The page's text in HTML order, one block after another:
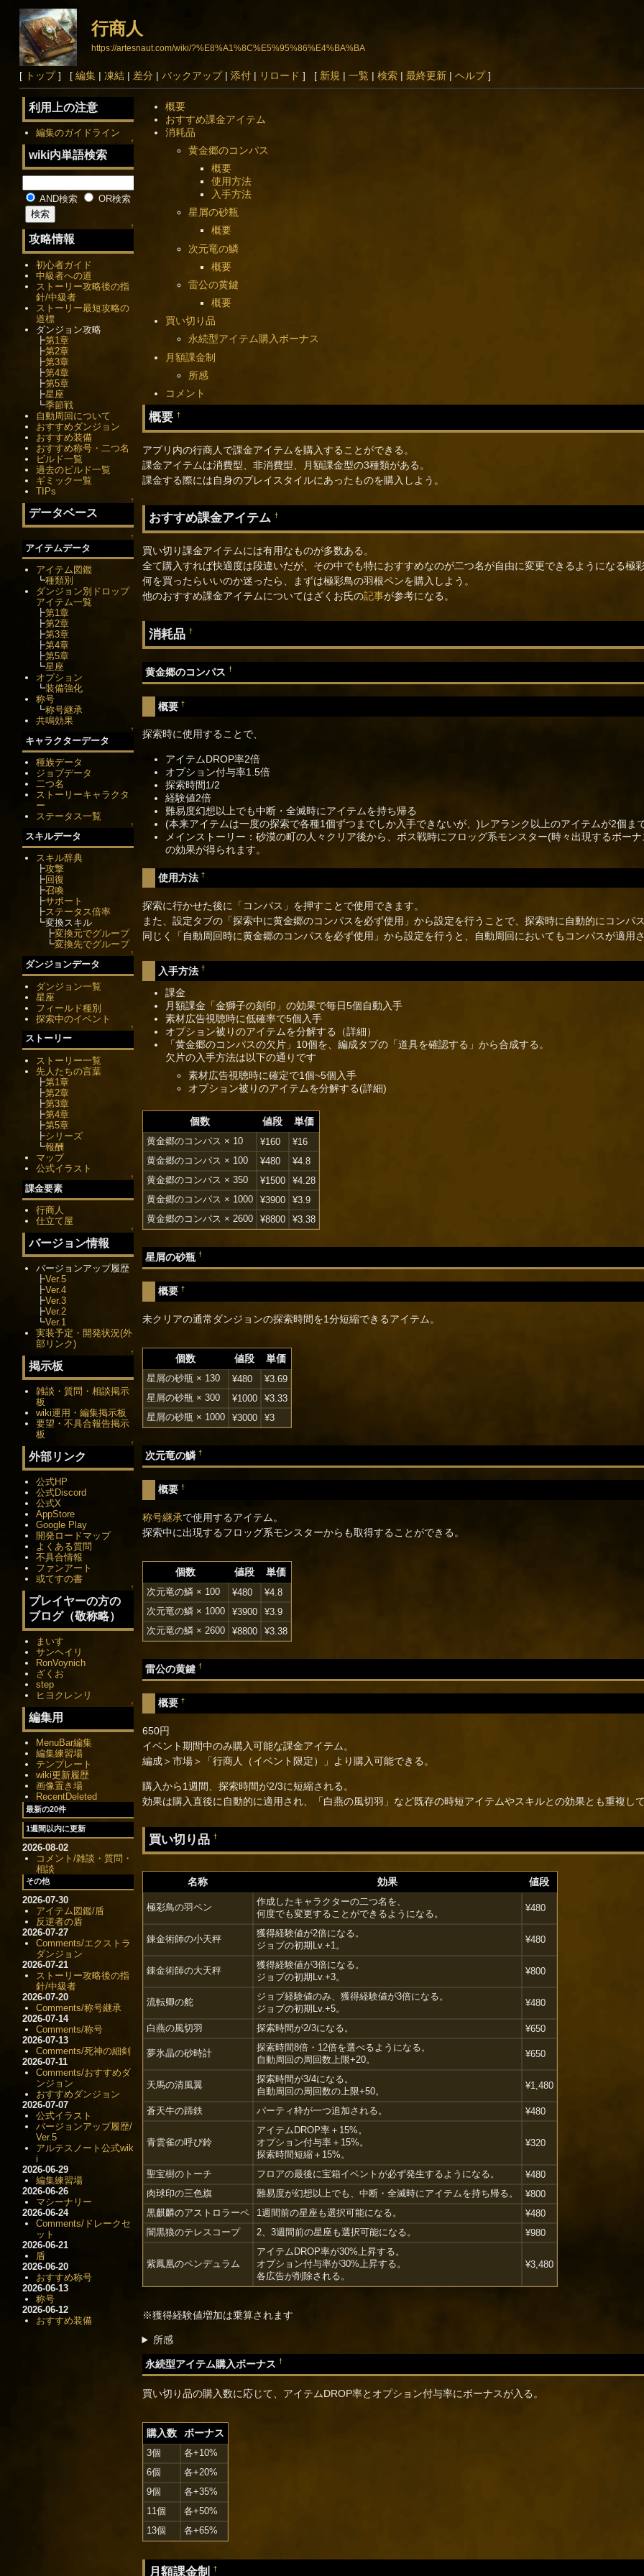
行商人
https://artesnaut.com/wiki/?%E8%A1%8C%E5%95%86%E4%BA%BA
[ トップ] [ 編集| 凍結| 差分| バックアップ| 添付| リロード ] [ 新規 | 一覧| 検索| 最終更新| ヘルプ]
概要
おすすめ課金アイテム
消耗品
黄金郷のコンパス
概要
使用方法
入手方法
星屑の砂瓶
概要
次元竜の鱗
概要
雷公の黄鍵
概要
買い切り品
永続型アイテム購入ボーナス
月額課金制
所感
コメント
概要 †
アプリ内の行商人で課金アイテムを購入することができる。
課金アイテムは消費型、非消費型、月額課金型の3種類がある。
課金する際には自身のプレイスタイルにあったものを購入しよう。
おすすめ課金アイテム †
買い切り課金アイテムには有用なものが多数ある。
全て購入すれば快適度は段違いだが、その中でも特におすすめなのが二つ名が自由に変更できるようになる極
何を買ったらいいのか迷ったら、まずは極彩鳥の羽根ペンを購入しよう。
他のおすすめ課金アイテムについてはざくお氏の記事が参考になる。
消耗品 †
黄金郷のコンパス †
概要 †
探索時に使用することで、
アイテムDROP率2倍
オプション付与率1.5倍
探索時間1/2
経験値2倍
難易度幻想以上でも中断・全滅時にアイテムを持ち帰る
(本来アイテムは一度の探索で各種1個ずつまでしか入手できないが、)レアランク以上のアイテムが2個
メインストーリー：砂漠の町の人々クリア後から、ボス戦時にフロッグ系モンスター(時々出現するボー
の効果が得られます。
使用方法 †
探索に行かせた後に「コンパス」を押すことで使用できます。
また、設定タブの「探索中に黄金郷のコンパスを必ず使用」から設定を行うことで、探索時に自動的にコンパ
同じく「自動周回時に黄金郷のコンパスを必ず使用」から設定を行うと、自動周回においてもコンパスが適用
入手方法 †
課金
月額課金「金獅子の刻印」の効果で毎日5個自動入手
素材広告視聴時に低確率で5個入手
オプション被りのアイテムを分解する（詳細）
「黄金郷のコンパスの欠片」10個を、編成タブの「道具を確認する」から合成する。
欠片の入手方法は以下の通りです
素材広告視聴時に確定で1個~5個入手
オプション被りのアイテムを分解する(詳細)
個数 値段 単価
黄金郷のコンパス × 10 ¥160
¥16
黄金郷のコンパス × 100
¥480
¥4.8
黄金郷のコンパス × 350
¥1500
¥4.28
黄金郷のコンパス × 1000
¥3900
¥3.9
黄金郷のコンパス × 2600
¥8800 ¥3.38
星屑の砂瓶 †
概要 †
未クリアの通常ダンジョンの探索時間を1分短縮できるアイテム。
個数 値段 単価
星屑の砂瓶 × 130 ¥480
¥3.69
星屑の砂瓶 × 300
¥1000
¥3.33
星屑の砂瓶 × 1000
¥3000 ¥3
次元竜の鱗 †
概要 †
称号継承で使用するアイテム。
探索中に出現するフロッグ系モンスターからも取得することができる。
個数 値段 単価
次元竜の鱗 × 100 ¥480
¥4.8
次元竜の鱗 × 1000
¥3900
¥3.9
次元竜の鱗 × 2600
¥8800 ¥3.38
雷公の黄鍵 †
概要 †
650円
イベント期間中のみ購入可能な課金アイテム。
編成＞市場＞「行商人（イベント限定）」より購入可能できる。
購入から1週間、探索時間が2/3に短縮される。
効果は購入直後に自動的に適用され、「白燕の風切羽」など既存の時短アイテムやスキルとの効果とも重複し
買い切り品 †
名称 効果 値段
極彩鳥の羽ペン
作成したキャラクターの二つ名を、
何度でも変更することができるようになる。
¥480
錬金術師の小天秤
獲得経験値が2倍になる。
ジョブの初期Lv.+1。
¥480
錬金術師の大天秤
獲得経験値が3倍になる。
ジョブの初期Lv.+3。
¥800
流転卿の舵
ジョブ経験値のみ、獲得経験値が3倍になる。
ジョブの初期Lv.+5。
¥480
白燕の風切羽 探索時間が2/3になる。 ¥650
夢氷晶の砂時計
探索時間8倍・12倍を選べるようになる。
自動周回の周回数上限+20。
¥650
天馬の清風翼
探索時間が3/4になる。
自動周回の周回数の上限+50。
¥1,480
蒼天牛の蹄鉄 パーティ枠が一つ追加される。 ¥480
青雲雀の呼び鈴
アイテムDROP率＋15%。
オプション付与率＋15%。
探索時間短縮＋15%。
¥320
聖宝樹のトーチ フロアの最後に宝箱イベントが必ず発生するようになる。
¥480
肉球印の三色旗
難易度が幻想以上でも、中断・全滅時にアイテムを持ち帰る。
¥800
黒麒麟のアストロラーペ
1週間前の星座も選択可能になる。
¥480
闇黒狼のテレスコープ
2、3週間前の星座も選択可能になる。 ¥980
紫鳳凰のペンデュラム
アイテムDROP率が30%上昇する。
オプション付与率が30%上昇する。
各広告が削除される。
¥3,480
※獲得経験値増加は乗算されます
所感
永続型アイテム購入ボーナス †
買い切り品の購入数に応じて、アイテムDROP率とオプション付与率にボーナスが入る。
購入数 ボーナス
3個
各+10%
6個
各+20%
9個
各+35%
11個
各+50%
13個
各+65%
月額課金制 †
利用上の注意
編集のガイドライン
↑
wiki内単語検索
AND検索 OR検索
↑
攻略情報
初心者ガイド
中級者への道
ストーリー攻略後の指
針/中級者
ストーリー最短攻略の
道標
ダンジョン攻略
┣第1章
┣第2章
┣第3章
┣第4章
┣第5章
┣星座
┗季節戦
自動周回について
おすすめダンジョン
おすすめ装備
おすすめ称号・二つ名
ビルド一覧
過去のビルド一覧
ギミック一覧
TIPs
↑
データベース
↑
アイテムデータ
アイテム図鑑
┗種類別
ダンジョン別ドロップ
アイテム一覧
┣第1章
┣第2章
┣第3章
┣第4章
┣第5章
┗星座
オプション
┗装備強化
称号
┗称号継承
共鳴効果
↑
キャラクターデータ
種族データ
ジョブデータ
二つ名
ストーリーキャラクタ
ー
ステータス一覧
↑
スキルデータ
スキル辞典
┣攻撃
┣回復
┣召喚
┣サポート
┣ステータス倍率
┗変換スキル
┣変換元でグループ
┗変換先でグループ
↑
ダンジョンデータ
ダンジョン一覧
星座
フィールド種別
探索中のイベント
↑
ストーリー
ストーリー一覧
先人たちの言葉
┣第1章
┣第2章
┣第3章
┣第4章
┣第5章
┣シリーズ
┗報酬
マップ
公式イラスト
↑
課金要素
行商人
仕立て屋
↑
バージョン情報
バージョンアップ履歴
┣Ver.5
┣Ver.4
┣Ver.3
┣Ver.2
┗Ver.1
実装予定・開発状況(外
部リンク)
↑
掲示板
雑談・質問・相談掲示
板
wiki運用・編集掲示板
要望・不具合報告掲示
板
↑
外部リンク
公式HP
公式Discord
公式X
AppStore
Google Play
開発ロードマップ
よくある質問
不具合情報
ファンアート
或てすの書
↑
プレイヤーの方の
ブログ（敬称略）
まいす
サンヘイリ
RonVoynich
ざくお
step
ヒヨクレンリ
↑
編集用
MenuBar編集
編集練習場
テンプレート
wiki更新履歴
画像置き場
RecentDeleted
最新の20件
1週間以内に更新
2026-08-02
コメント/雑談・質問・
相談
その他
2026-07-30
アイテム図鑑/盾
反逆者の盾
2026-07-27
Comments/エクストラ
ダンジョン
2026-07-21
ストーリー攻略後の指
針/中級者
2026-07-20
Comments/称号継承
2026-07-14
Comments/称号
2026-07-13
Comments/死神の細剣
2026-07-11
Comments/おすすめダ
ンジョン
おすすめダンジョン
2026-07-07
公式イラスト
バージョンアップ履歴/
Ver.5
アルテスノート公式wik
i
2026-06-29
編集練習場
2026-06-26
マシーナリー
2026-06-24
Comments/ドレークセ
ット
2026-06-21
盾
2026-06-20
おすすめ称号
2026-06-13
称号
2026-06-12
おすすめ装備